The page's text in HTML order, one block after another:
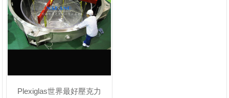
Plexiglas世界最好壓克力